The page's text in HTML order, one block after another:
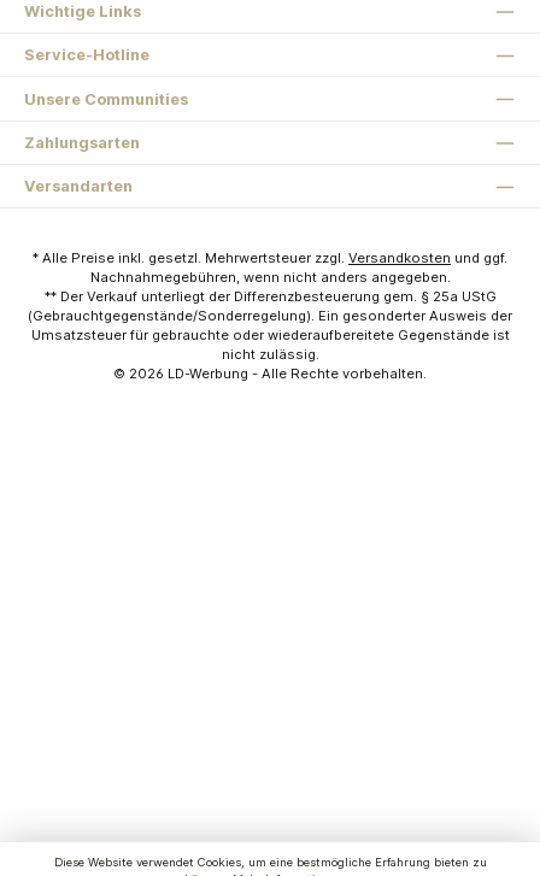
Wichtige Links
Service-Hotline
Unsere Communities
Zahlungsarten
Versandarten
* Alle Preise inkl. gesetzl. Mehrwertsteuer zzgl. Versandkosten und ggf.
Nachnahmegebühren, wenn nicht anders angegeben.
** Der Verkauf unterliegt der Differenzbesteuerung gem. § 25a UStG
(Gebrauchtgegenstände/Sonderregelung). Ein gesonderter Ausweis der
Umsatzsteuer für gebrauchte oder wiederaufbereitete Gegenstände ist
nicht zulässig.
© 2026 LD-Werbung - Alle Rechte vorbehalten.
Diese Website verwendet Cookies, um eine bestmögliche Erfahrung bieten zu